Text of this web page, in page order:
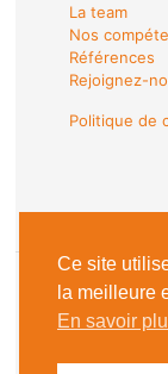
La team
Nos
Références
Rejoignez-
Politique de
Ce site
la meilleure
En savoir